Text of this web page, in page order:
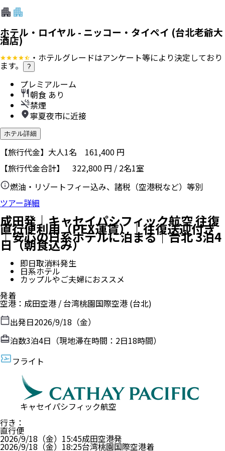
ホテル・ロイヤル - ニッコー・タイペイ (台北老爺大
酒店)
・ホテルグレードはアンケート等により決定しており
ます。 ?
プレミアルーム
朝食 あり
禁煙
寧夏夜市に近接
ホテル詳細
【旅行代金】大人1名 161,400 円
【旅行代金合計】 322,800 円 / 2名1室
燃油・リゾートフィー込み、諸税（空港税など）等別
ツアー詳細
成田発｜キャセイパシフィック航空 往復
直行便利用（PEX運賃）｜往復送迎付き
｜安心の日系ホテルに泊まる｜台北 3泊4
日（朝食込み）
即日取消料発生
日系ホテル
カップルやご夫婦におススメ
発着
空港 ： 成田空港 /台湾桃園国際空港 (台北)
出発日2026/9/18（金）
泊数3泊4日（現地滞在時間： 2日18時間）
フライト
キャセイパシフィック航空
行き ：
直行便
2026/9/18（金） 15:45成田空港発
2026/9/18（金） 18:25台湾桃園国際空港着